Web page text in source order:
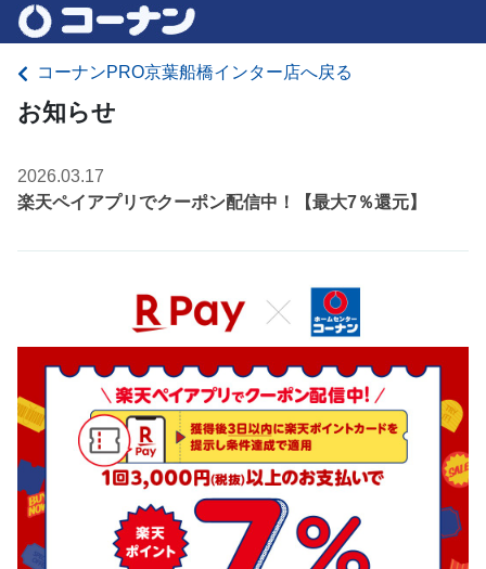
コーナンPRO京葉船橋インター店へ戻る
お知らせ
2026.03.17
楽天ペイアプリでクーポン配信中！【最大7％還元】